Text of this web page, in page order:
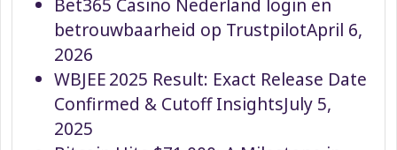
betrouwbaarheid op TrustpilotApril 6,
2026
WBJEE 2025 Result: Exact Release Date
Confirmed & Cutoff InsightsJuly 5,
2025